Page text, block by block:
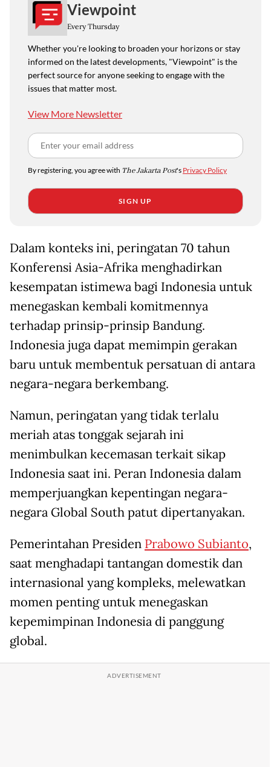
Viewpoint
Every Thursday
Whether you're looking to broaden your horizons or stay
informed on the latest developments, "Viewpoint" is the
perfect source for anyone seeking to engage with the
issues that matter most.
View More Newsletter
By registering, you agree with The Jakarta Post's Privacy Policy
SIGN UP
Dalam konteks ini, peringatan 70 tahun
Konferensi Asia-Afrika menghadirkan
kesempatan istimewa bagi Indonesia untuk
menegaskan kembali komitmennya
terhadap prinsip-prinsip Bandung.
Indonesia juga dapat memimpin gerakan
baru untuk membentuk persatuan di antara
negara-negara berkembang.
Namun, peringatan yang tidak terlalu
meriah atas tonggak sejarah ini
menimbulkan kecemasan terkait sikap
Indonesia saat ini. Peran Indonesia dalam
memperjuangkan kepentingan negara-
negara Global South patut dipertanyakan.
Pemerintahan Presiden Prabowo Subianto,
saat menghadapi tantangan domestik dan
internasional yang kompleks, melewatkan
momen penting untuk menegaskan
kepemimpinan Indonesia di panggung
global.